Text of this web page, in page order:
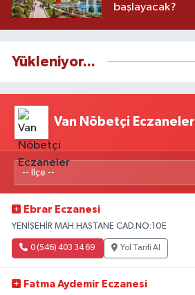
başlayacak?
Yükleniyor...
Van Nöbetçi Eczaneler
Ebrar Eczanesi
YENİŞEHİR MAH.HASTANE CAD.NO:10E
0 (546) 403 34 69 Yol Tarifi Al
Fatma Aydemir Eczanesi